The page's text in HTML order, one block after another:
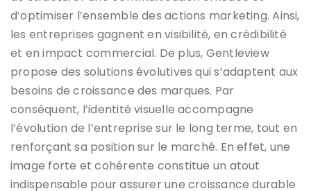
d’optimiser l’ensemble des actions marketing. Ainsi,
les entreprises gagnent en visibilité, en crédibilité
et en impact commercial. De plus, Gentleview
propose des solutions évolutives qui s’adaptent aux
besoins de croissance des marques. Par
conséquent, l’identité visuelle accompagne
l’évolution de l’entreprise sur le long terme, tout en
renforçant sa position sur le marché. En effet, une
image forte et cohérente constitue un atout
indispensable pour assurer une croissance durable